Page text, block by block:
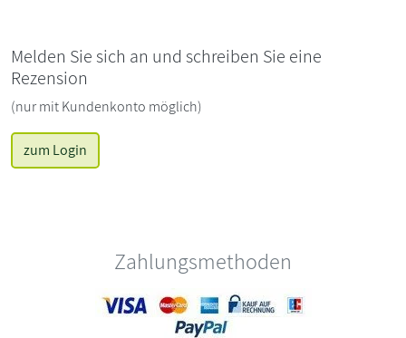
Melden Sie sich an und schreiben Sie eine
Rezension
(nur mit Kundenkonto möglich)
zum Login
Zahlungsmethoden